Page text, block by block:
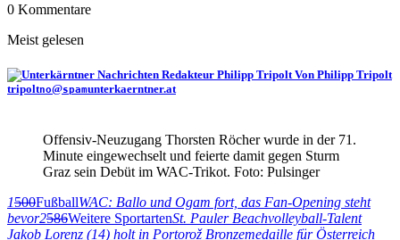
0 Kommentare
Meist gelesen
Von Philipp Tripolt
tripoltno@spamunterkaerntner.at
Offensiv-Neuzugang Thorsten Röcher wurde in der 71.
Minute eingewechselt und feierte damit gegen Sturm
Graz sein Debüt im WAC-Trikot. Foto: Pulsinger
1500FußballWAC: Ballo und Ogam fort, das Fan-Opening steht
bevor2586Weitere SportartenSt. Pauler Beachvolleyball-Talent
Jakob Lorenz (14) holt in Portorož Bronzemedaille für Österreich